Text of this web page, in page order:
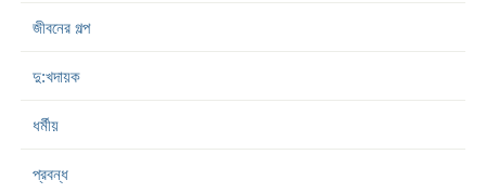
জীবনের গল্প
দু:খদায়ক
ধর্মীয়
প্রবন্ধ